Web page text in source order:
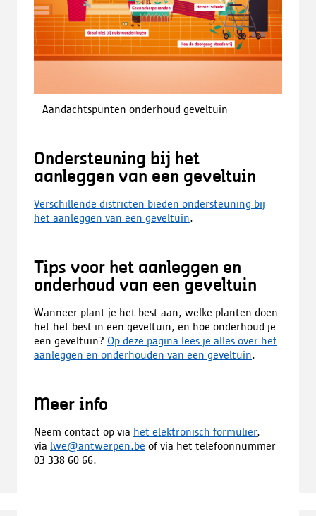
Aandachtspunten onderhoud geveltuin
Ondersteuning bij het
aanleggen van een geveltuin
Verschillende districten bieden ondersteuning bij
het aanleggen van een geveltuin.
Tips voor het aanleggen en
onderhoud van een geveltuin
Wanneer plant je het best aan, welke planten doen
het het best in een geveltuin, en hoe onderhoud je
een geveltuin? Op deze pagina lees je alles over het
aanleggen en onderhouden van een geveltuin.
Meer info​
Neem contact op via het elektronisch formulier,
via lwe@antwerpen.be of via het telefoonnummer
03 338 60 66.